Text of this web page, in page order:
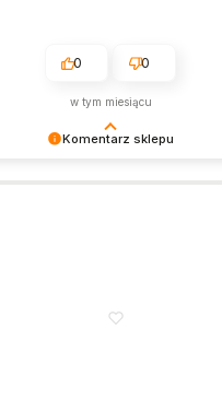
Komentarz sklepu
0 0
w tym miesiącu